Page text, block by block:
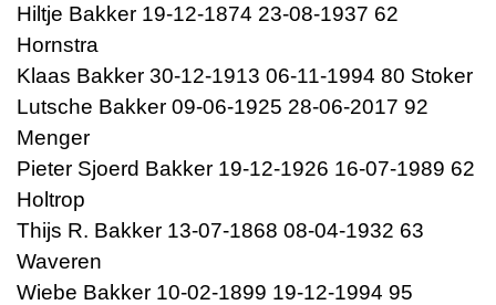
Hiltje Bakker 19-12-1874 23-08-1937 62
Hornstra
Klaas Bakker 30-12-1913 06-11-1994 80 Stoker
Lutsche Bakker 09-06-1925 28-06-2017 92
Menger
Pieter Sjoerd Bakker 19-12-1926 16-07-1989 62
Holtrop
Thijs R. Bakker 13-07-1868 08-04-1932 63
Waveren
Wiebe Bakker 10-02-1899 19-12-1994 95